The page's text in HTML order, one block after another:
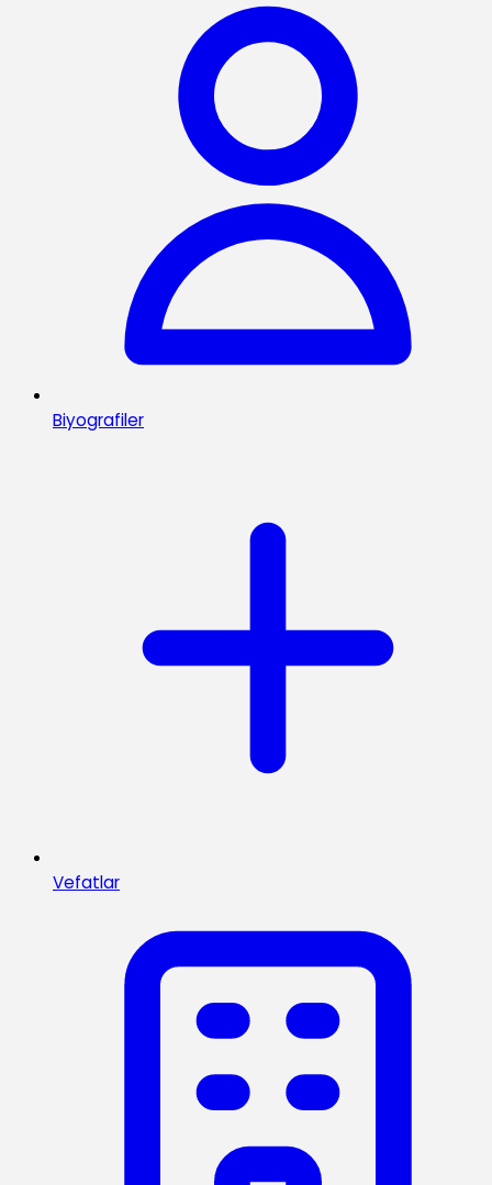
Biyografiler
Vefatlar